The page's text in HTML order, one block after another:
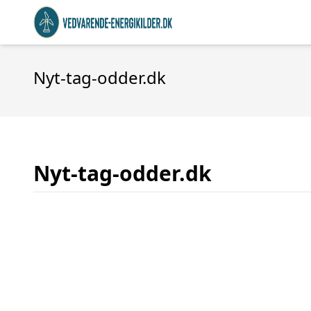
Nyt-tag-odder.dk
Nyt-tag-odder.dk